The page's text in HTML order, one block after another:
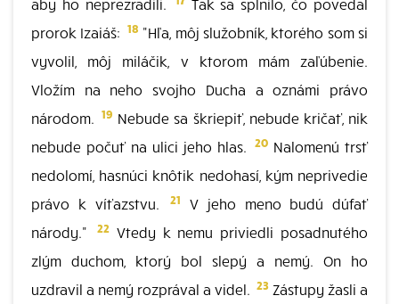
aby ho neprezradili.
Tak sa splnilo, čo povedal
prorok Izaiáš: 18 "Hľa, môj služobník, ktorého som si
vyvolil, môj miláčik, v ktorom mám zaľúbenie.
Vložím na neho svojho Ducha a oznámi právo
národom. 19 Nebude sa škriepiť, nebude kričať, nik
nebude počuť na ulici jeho hlas. 20 Nalomenú trsť
nedolomí, hasnúci knôtik nedohasí, kým neprivedie
právo k víťazstvu.
21
V jeho meno budú dúfať
národy."
22Vtedy k nemu priviedli posadnutého
zlým duchom, ktorý bol slepý a nemý. On ho
uzdravil a nemý rozprával a videl. 23 Zástupy žasli a